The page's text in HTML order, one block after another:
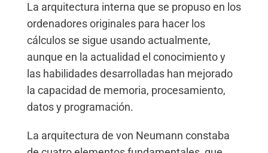
La arquitectura interna que se propuso en los
ordenadores originales para hacer los
cálculos se sigue usando actualmente,
aunque en la actualidad el conocimiento y
las habilidades desarrolladas han mejorado
la capacidad de memoria, procesamiento,
datos y programación.
La arquitectura de von Neumann constaba